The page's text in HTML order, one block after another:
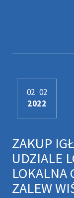
ZAKUP
UDZIALE
LOKALNA
ZALEW
02 02
2022